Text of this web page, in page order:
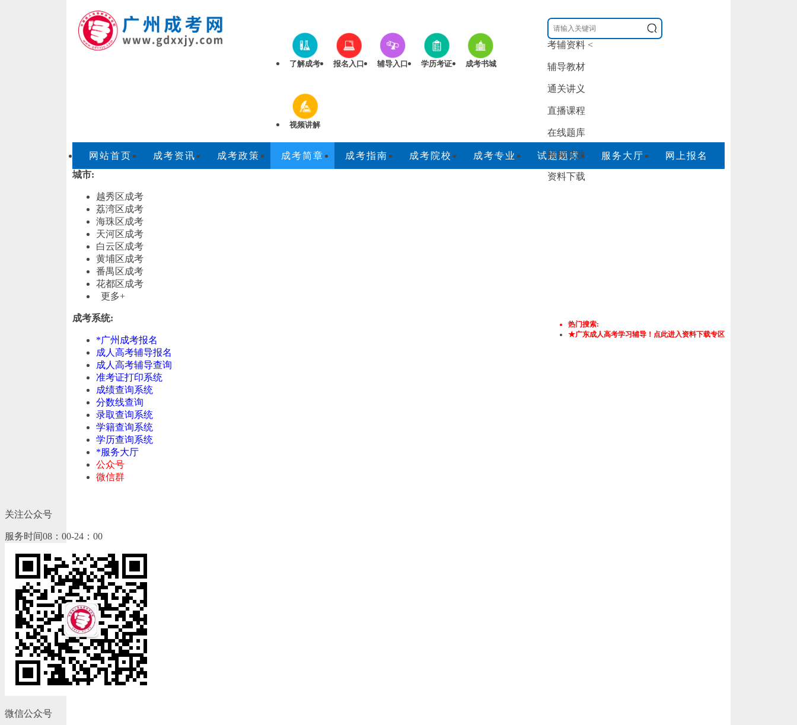
了解成考 报名入口 辅导入口 学历考证 成考书城
视频讲解
考辅资料 <
辅导教材
通关讲义
直播课程
在线题库
模拟试题
资料下载
网站首页 成考资讯 成考政策 成考简章 成考指南 成考院校 成考专业 试题题库 服务大厅
网上报名
城市:
越秀区成考
荔湾区成考
海珠区成考
天河区成考
白云区成考
黄埔区成考
番禺区成考
花都区成考
更多+
热门搜索:
★广东成人高考学习辅导！点此进入资料下载专区
成考系统:
*广州成考报名
成人高考辅导报名
成人高考辅导查询
准考证打印系统
成绩查询系统
分数线查询
录取查询系统
学籍查询系统
学历查询系统
*服务大厅
公众号
微信群
关注公众号
服务时间08：00-24：00
微信公众号